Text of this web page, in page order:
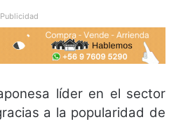
Publicidad
líder en el sector
a la popularidad de